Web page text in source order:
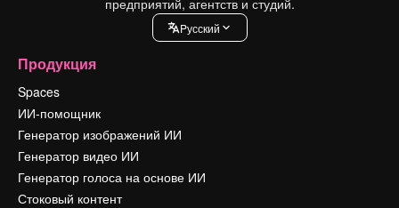
предприятий, агентств и студий.
Pусский
Продукция
Spaces
ИИ-помощник
Генератор изображений ИИ
Генератор видео ИИ
Генератор голоса на основе ИИ
Стоковый контент